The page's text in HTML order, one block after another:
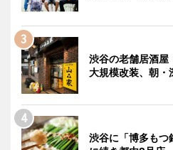
渋谷の老舗居酒
大規模改装、朝・
渋谷に「博多も